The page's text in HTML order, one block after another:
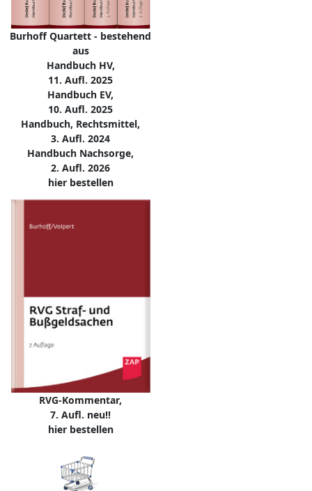
Burhoff Quartett - bestehend
aus
Handbuch HV,
11. Aufl. 2025
Handbuch EV,
10. Aufl. 2025
Handbuch, Rechtsmittel,
3. Aufl. 2024
Handbuch Nachsorge,
2. Aufl. 2026
hier bestellen
RVG-Kommentar,
7. Aufl. neu!!
hier bestellen